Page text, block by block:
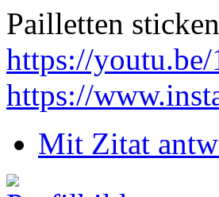
Pailletten sticken
https://
https://
Mit Zitat